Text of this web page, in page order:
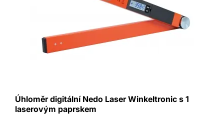
Úhloměr digitální Nedo Laser Winkeltronic s 1
laserovým paprskem